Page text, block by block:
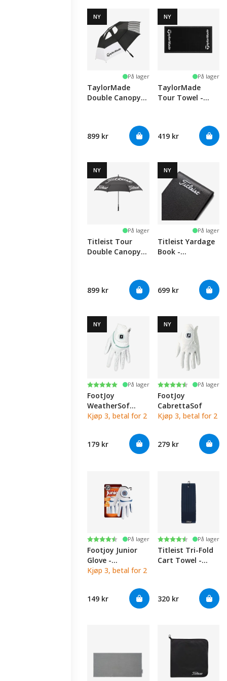
NY
På lager
TaylorMade
Double Canopy
899 kr
NY
På lager
TaylorMade
Tour Towel -
419 kr
NY
På lager
Titleist Tour
Double Canopy
899 kr
NY
På lager
Titleist Yardage
Book -
699 kr
NY
Karakter:
5.0 av 5 mulige
På lager
FootJoy
WeatherSof
Women's -
Kjøp 3, betal for 2
179 kr
NY
Karakter:
4.4 av 5 mulige
På lager
FootJoy
CabrettaSof
Kjøp 3, betal for 2
279 kr
Karakter:
4.9 av 5 mulige
På lager
Footjoy Junior
Glove -
White/Cobalt
Kjøp 3, betal for 2
149 kr
Karakter:
4.8 av 5 mulige
På lager
Titleist Tri-Fold
Cart Towel -
320 kr